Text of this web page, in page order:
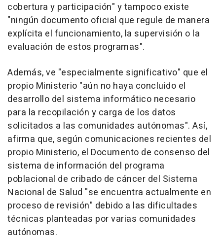
cobertura y participación" y tampoco existe
"ningún documento oficial que regule de manera
explícita el funcionamiento, la supervisión o la
evaluación de estos programas".
Además, ve "especialmente significativo" que el
propio Ministerio "aún no haya concluido el
desarrollo del sistema informático necesario
para la recopilación y carga de los datos
solicitados a las comunidades autónomas". Así,
afirma que, según comunicaciones recientes del
propio Ministerio, el Documento de consenso del
sistema de información del programa
poblacional de cribado de cáncer del Sistema
Nacional de Salud "se encuentra actualmente en
proceso de revisión" debido a las dificultades
técnicas planteadas por varias comunidades
autónomas.